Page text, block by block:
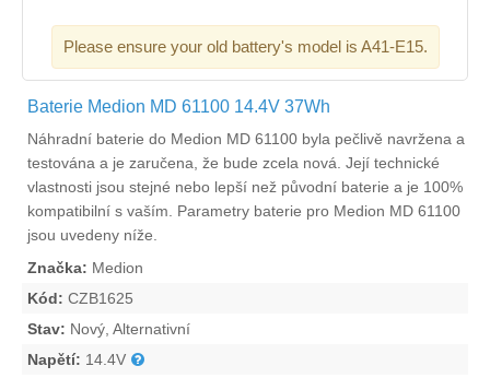
Please ensure your old battery's model is A41-E15.
Baterie Medion MD 61100 14.4V 37Wh
Náhradní baterie do Medion MD 61100 byla pečlivě navržena a
testována a je zaručena, že bude zcela nová. Její technické
vlastnosti jsou stejné nebo lepší než původní baterie a je 100%
kompatibilní s vaším. Parametry baterie pro Medion MD 61100
jsou uvedeny níže.
Značka: Medion
Kód: CZB1625
Stav: Nový, Alternativní
Napětí: 14.4V